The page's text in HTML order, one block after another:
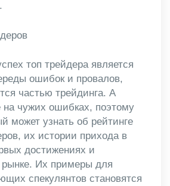
топ трейдера является
ошибок и провалов,
частью трейдинга. А
чужих ошибках, поэтому
может узнать об рейтинге
их истории прихода в
достижениях и
рынке. Их примеры для
спекулянтов становятся